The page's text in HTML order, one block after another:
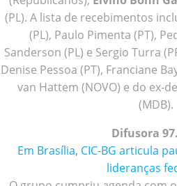
(PL). A lista de recebimentos
(PL), Paulo Pimenta (PT),
Sanderson (PL) e Sergio Turra
Denise Pessoa (PT), Franciane
van Hattem (NOVO) e do ex-
(MDB).
Difusora
Em Brasília, CIC-BG articula
lideranças